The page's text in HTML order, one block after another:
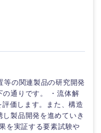
等の関連製品の研究開発
の通りです。 ・流体解
価します。また、構造
製品開発を進めていき
を実証する要素試験や